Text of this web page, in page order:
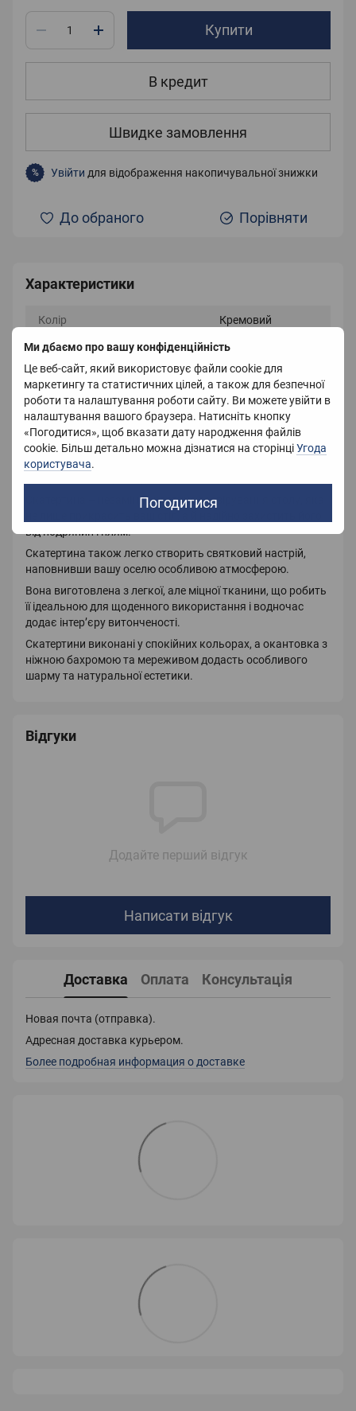
Ми дбаємо про вашу конфіденційність
Це веб-сайт, який використовує файли cookie для
маркетингу та статистичних цілей, а також для безпечної
роботи та налаштування роботи сайту. Ви можете увійти в
налаштування вашого браузера. Натисніть кнопку
«Погодитися», щоб вказати дату народження файлів
cookie. Більш детально можна дізнатися на сторінціУгода
користувача.
Погодитися
Купити
В кредит
Швидке замовлення
% Увійти для відображення накопичувальної знижки
До обраного Порівняти
Характеристики
Колір Кремовий
Країна-виробник Китай
Опис
Кухонний текстиль оновлює загальний вигляд кімнати,
Скатертина – незамінна частина сервірування столу, яка
від подряпин і плям.
Скатертина також легко створить святковий настрій,
наповнивши вашу оселю особливою атмосферою.
Вона виготовлена з легкої, але міцної тканини, що робить
її ідеальною для щоденного використання і водночас
додає інтер’єру витонченості.
Скатертини виконані у спокійних кольорах, а окантовка з
ніжною бахромою та мереживом додасть особливого
шарму та натуральної естетики.
Відгуки
Додайте перший відгук
Написати відгук
Доставка Оплата Консультація
Новая почта (отправка).
Адресная доставка курьером.
Более подробная информация о доставке